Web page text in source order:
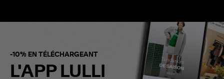
-10% EN TÉLÉCHARGEANT
L'APP LULLI